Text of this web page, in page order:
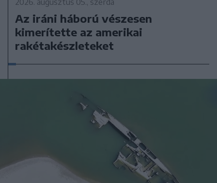
Az iráni háború vészesen
kimerítette az amerikai
rakétakészleteket